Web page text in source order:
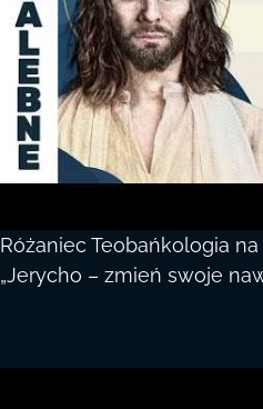
Różaniec Teobańkologia
„Jerycho – zmień swoje